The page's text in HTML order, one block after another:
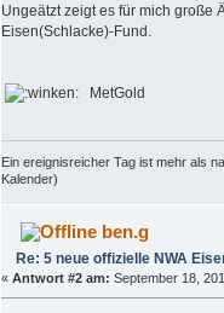
Ungeätzt zeigt es für mich große
Eisen(Schlacke)-Fund.
MetGold
Ein ereignisreicher Tag ist mehr als
Kalender)
ben.g
Re: 5 neue offizielle NWA
« Antwort #2 am: September 18,